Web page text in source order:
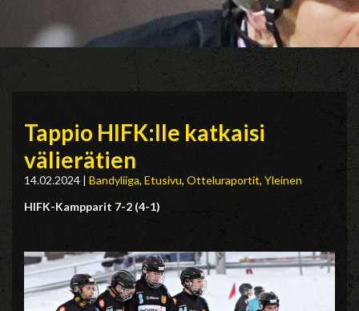
Tappio HIFK:lle katkaisi
välierätien
14.02.2024 | Bandyliiga, Etusivu, Otteluraportit, Yleinen
HIFK-Kampparit 7-2 (4-1)